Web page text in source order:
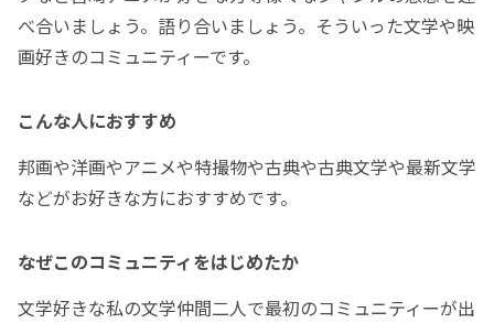
べ合いましょう。語り合いましょう。そういった文学や映
画好きのコミュニティーです。
こんな人におすすめ
邦画や洋画やアニメや特撮物や古典や古典文学や最新文学
などがお好きな方におすすめです。
なぜこのコミュニティをはじめたか
文学好きな私の文学仲間二人で最初のコミュニティーが出